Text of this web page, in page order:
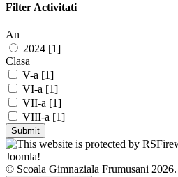
Filter Activitati
An
2024 [1]
Clasa
V-a [1]
VI-a [1]
VII-a [1]
VIII-a [1]
© Scoala Gimnaziala Frumusani